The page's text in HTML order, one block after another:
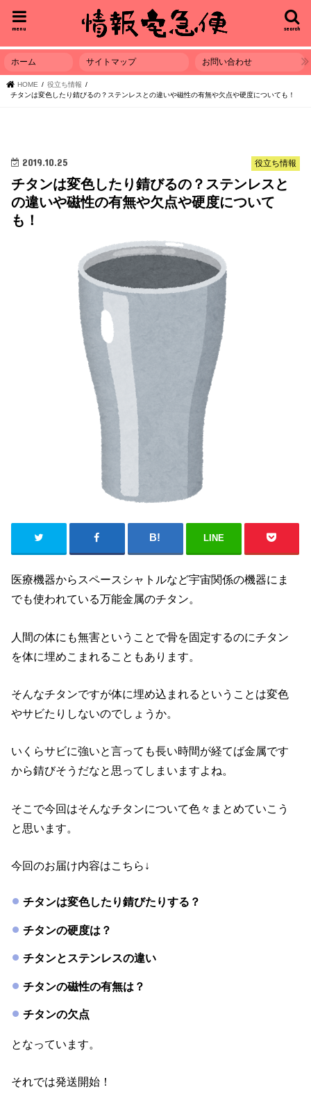
search
menu
ホーム サイトマップ お問い合わせ
HOME
役立ち情報
チタンは変色したり錆びるの？ステンレスとの違いや磁性の有無や欠点や硬度についても！
役立ち情報
2019.10.25
チタンは変色したり錆びるの？ステンレスと
の違いや磁性の有無や欠点や硬度について
も！
LINE
医療機器からスペースシャトルなど宇宙関係の機器にま
でも使われている万能金属のチタン。
人間の体にも無害ということで骨を固定するのにチタン
を体に埋めこまれることもあります。
そんなチタンですが体に埋め込まれるということは変色
やサビたりしないのでしょうか。
いくらサビに強いと言っても長い時間が経てば金属です
から錆びそうだなと思ってしまいますよね。
そこで今回はそんなチタンについて色々まとめていこう
と思います。
今回のお届け内容はこちら↓
チタンは変色したり錆びたりする？
チタンの硬度は？
チタンとステンレスの違い
チタンの磁性の有無は？
チタンの欠点
となっています。
それでは発送開始！